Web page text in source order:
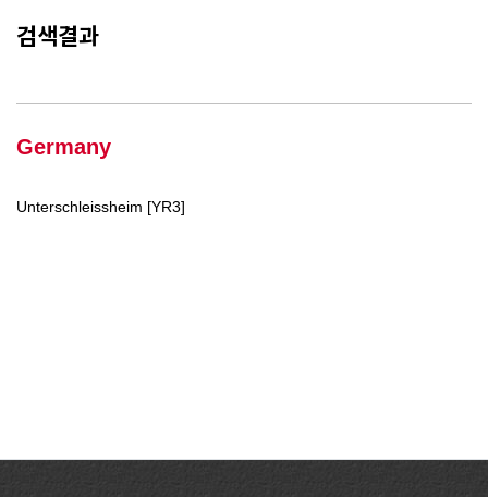
검색결과
Germany
Unterschleissheim [YR3]